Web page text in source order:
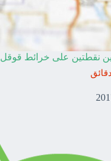
نقطتين على خرائط قوقل